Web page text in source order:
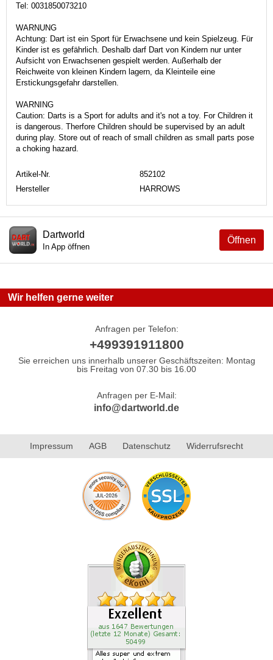
Tel: 0031850073210
WARNUNG
Achtung: Dart ist ein Sport für Erwachsene und kein Spielzeug. Für
Kinder ist es gefährlich. Deshalb darf Dart von Kindern nur unter
Aufsicht von Erwachsenen gespielt werden. Außerhalb der
Reichweite von kleinen Kindern lagern, da Kleinteile eine
Erstickungsgefahr darstellen.
WARNING
Caution: Darts is a Sport for adults and it's not a toy. For Children it
is dangerous. Therfore Children should be supervised by an adult
during play. Store out of reach of small children as small parts pose
a choking hazard.
Artikel-Nr.
852102
Hersteller
HARROWS
Öffnen
Dartworld
In App öffnen
Wir helfen gerne weiter
Anfragen per Telefon:
+499391911800
Sie erreichen uns innerhalb unserer Geschäftszeiten: Montag
bis Freitag von 07.30 bis 16.00
Anfragen per E-Mail:
info@dartworld.de
Impressum AGB Datenschutz Widerrufsrecht